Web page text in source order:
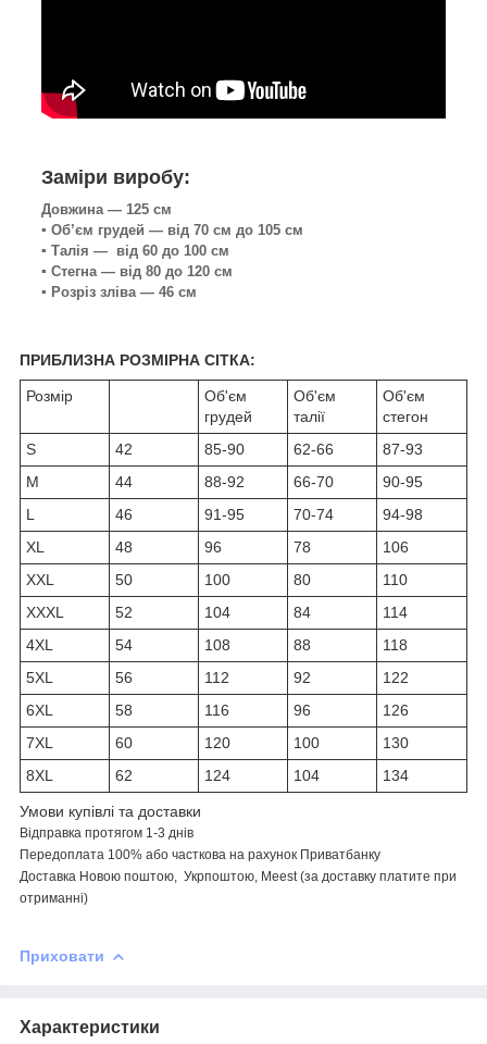
Заміри виробу:
Довжина — 125 см
▪️ Об’єм грудей — від 70 см до 105 см
▪️ Талія — від 60 до 100 см
▪️ Стегна — від 80 до 120 см
▪️ Розріз зліва — 46 см
ПРИБЛИЗНА РОЗМІРНА СІТКА:
Розмір
Об'єм
грудей
Об'єм
талії
Об'єм
стегон
S
42 85-90 62-66
87-93
M
44 88-92 66-70
90-95
L
46 91-95 70-74
94-98
XL
48 96 78
106
XXL
50 100 80
110
XXXL
52 104 84
114
4XL
54 108 88
118
5XL
56 112 92
122
6XL
58 116 96
126
7XL
60 120 100
130
8XL
62 124 104 134
Умови купівлі та доставки
Відправка протягом 1-3 днів
Передоплата 100% або часткова на рахунок Приватбанку
Доставка Новою поштою, Укрпоштою, Meest (за доставку платите при
отриманні)
Приховати
Характеристики